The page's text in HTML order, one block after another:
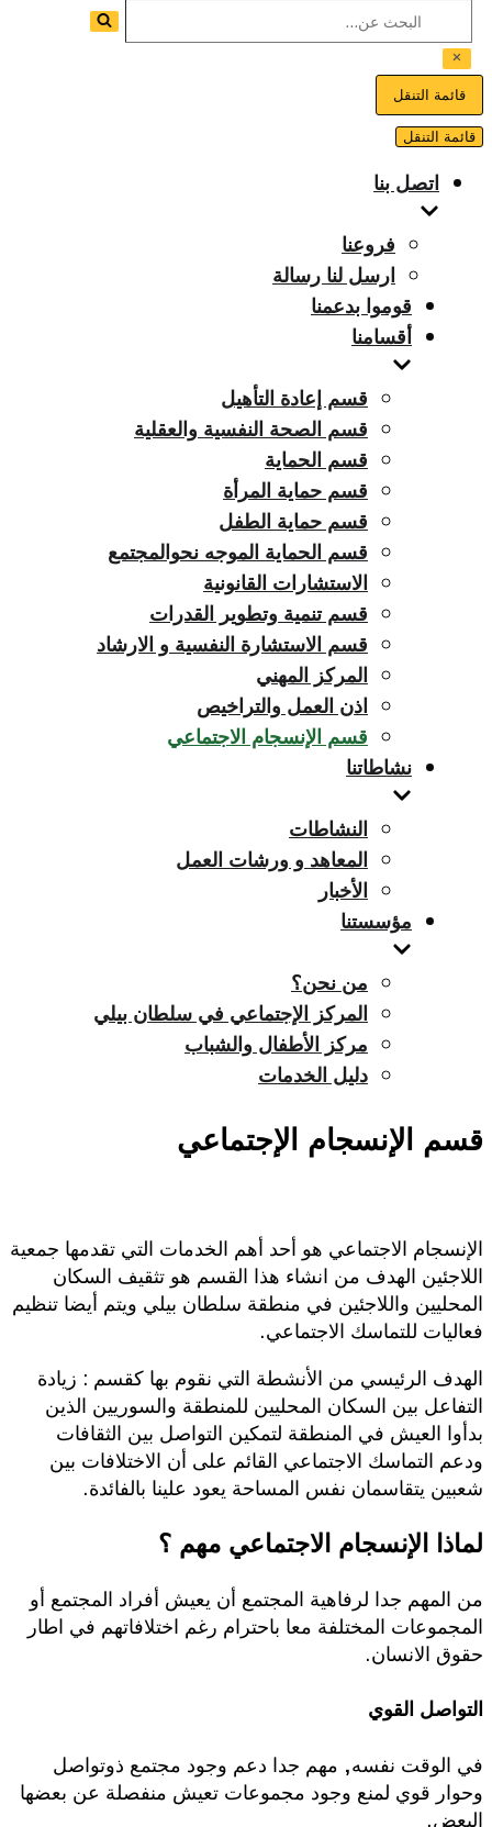
قائمة التنقل
قائمة التنقل
اتصل بنا
فروعنا
ارسل لنا رسالة
قوموا بدعمنا
أقسامنا
قسم إعادة التأهيل
قسم الصحة النفسية والعقلية
قسم الحماية
قسم حماية المرأة
قسم حماية الطفل
قسم الحماية الموجه نحوالمجتمع
الاستشارات القانونية
قسم تنمية وتطوير القدرات
قسم الاستشارة النفسية و الارشاد
المركز المهني
اذن العمل والتراخيص
قسم الإنسجام الاجتماعي
نشاطاتنا
النشاطات
المعاهد و ورشات العمل
الأخبار
مؤسستنا
من نحن؟
المركز الإجتماعي في سلطان بيلي
مركز الأطفال والشباب
دليل الخدمات
قسم الإنسجام الإجتماعي
الإنسجام الاجتماعي هو أحد أهم الخدمات التي تقدمها جمعية
اللاجئين الهدف من انشاء هذا القسم هو تثقيف السكان
المحليين واللاجئين في منطقة سلطان بيلي ويتم أيضا تنظيم
فعاليات للتماسك الاجتماعي.
الهدف الرئيسي من الأنشطة التي نقوم بها كقسم : زيادة
التفاعل بين السكان المحليين للمنطقة والسوريين الذين
بدأوا العيش في المنطقة لتمكين التواصل بين الثقافات
ودعم التماسك الاجتماعي القائم على أن الاختلافات بين
شعبين يتقاسمان نفس المساحة يعود علينا بالفائدة.
لماذا الإنسجام الاجتماعي مهم ؟
من المهم جدا لرفاهية المجتمع أن يعيش أفراد المجتمع أو
المجموعات المختلفة معا باحترام رغم اختلافاتهم في اطار
حقوق الانسان.
التواصل القوي
في الوقت نفسه, مهم جدا دعم وجود مجتمع ذوتواصل
وحوار قوي لمنع وجود مجموعات تعيش منفصلة عن بعضها
البعض.